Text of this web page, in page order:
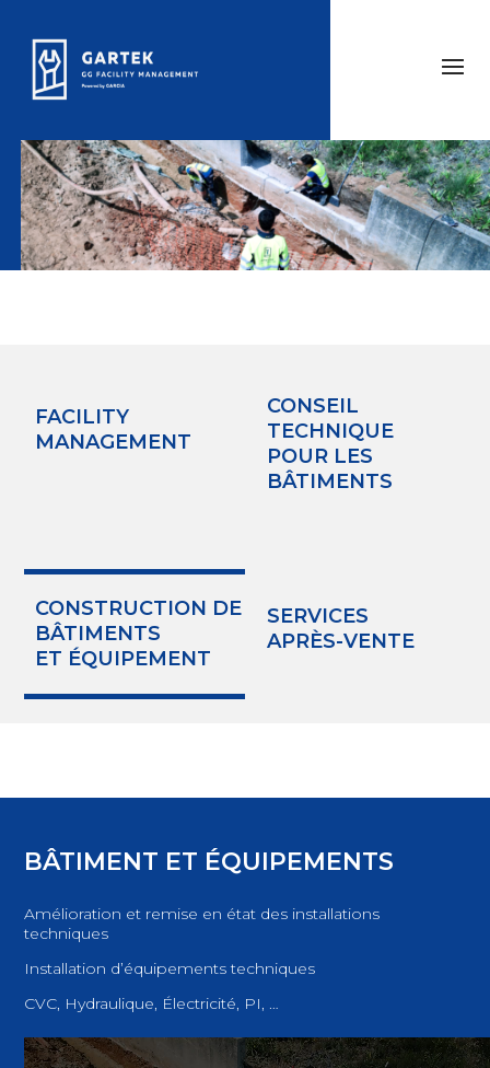
FACILITY
MANAGEMENT
CONSEIL
TECHNIQUE
POUR LES
BÂTIMENTS
CONSTRUCTION DE
BÂTIMENTS
ET ÉQUIPEMENT
SERVICES
APRÈS-VENTE
BÂTIMENT ET ÉQUIPEMENTS
Amélioration et remise en état des installations
techniques
Installation d’équipements techniques
CVC, Hydraulique, Électricité, PI, …